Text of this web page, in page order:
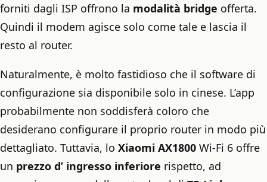
forniti dagli ISP offrono la modalità bridge offerta.
Quindi il modem agisce solo come tale e lascia il
resto al router.
Naturalmente, è molto fastidioso che il software di
configurazione sia disponibile solo in cinese. L’app
probabilmente non soddisferà coloro che
desiderano configurare il proprio router in modo più
dettagliato. Tuttavia, lo Xiaomi AX1800 Wi-Fi 6 offre
un prezzo d’ ingresso inferiore rispetto, ad